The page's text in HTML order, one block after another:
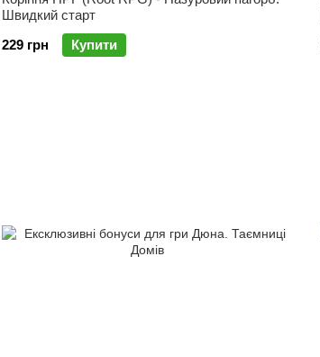
Швидкий старт
229 грн
Купити